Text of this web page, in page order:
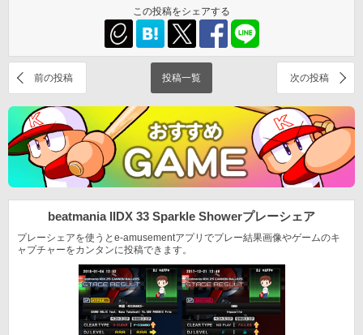
この投稿をシェアする
前の投稿 投稿一覧 次の投稿
beatmania IIDX 33 Sparkle Showerプレーシェア
プレーシェアを使うとe-amusementアプリでプレー結果画像やゲームのキ
ャプチャーをカンタンに投稿できます。